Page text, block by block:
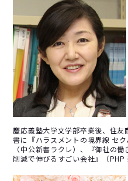
慶応義塾大学文学部卒業後、住
書に『ハラスメントの境界線 セ
（中公新書ラクレ）、『御社の
削減で伸びるすごい会社』（